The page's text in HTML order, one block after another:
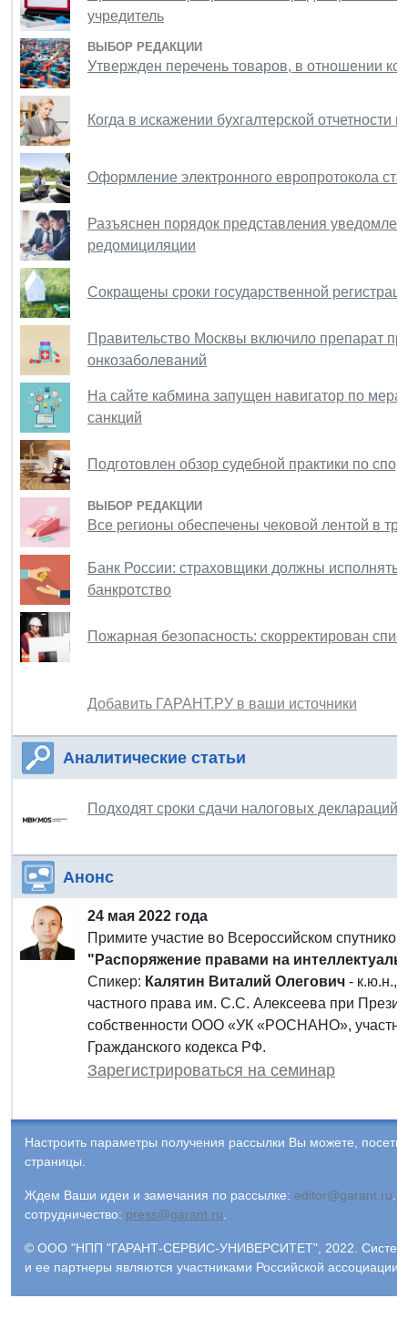
учредитель
ВЫБОР РЕДАКЦИИ
Утвержден перечень товаров, в отношении
Когда в искажении бухгалтерской отчетности
Оформление электронного европротокола
Разъяснен порядок представления
редомициляции
Сокращены сроки государственной
Правительство Москвы включило препарат
онкозаболеваний
На сайте кабмина запущен навигатор по
санкций
Подготовлен обзор судебной практики по
ВЫБОР РЕДАКЦИИ
Все регионы обеспечены чековой лентой в
Банк России: страховщики должны исполнять
банкротство
Пожарная безопасность: скорректирован
Добавить ГАРАНТ.РУ в ваши источники
Аналитические статьи
Подходят сроки сдачи налоговых деклараций
Анонс
24 мая 2022 года
Примите участие во Всероссийском
"Распоряжение правами на
Спикер: Калятин Виталий Олегович - к.ю.н.,
частного права им. С.С. Алексеева при
собственности ООО «УК «РОСНАНО»,
Гражданского кодекса РФ.
Зарегистрироваться на семинар
Настроить параметры получения рассылки Вы можете,
страницы.
Ждем Ваши идеи и замечания по рассылке: editor@garant.ru
сотрудничество: press@garant.ru
© ООО "НПП "ГАРАНТ-СЕРВИС-УНИВЕРСИТЕТ", 2022. Система
и ее партнеры являются участниками Российской